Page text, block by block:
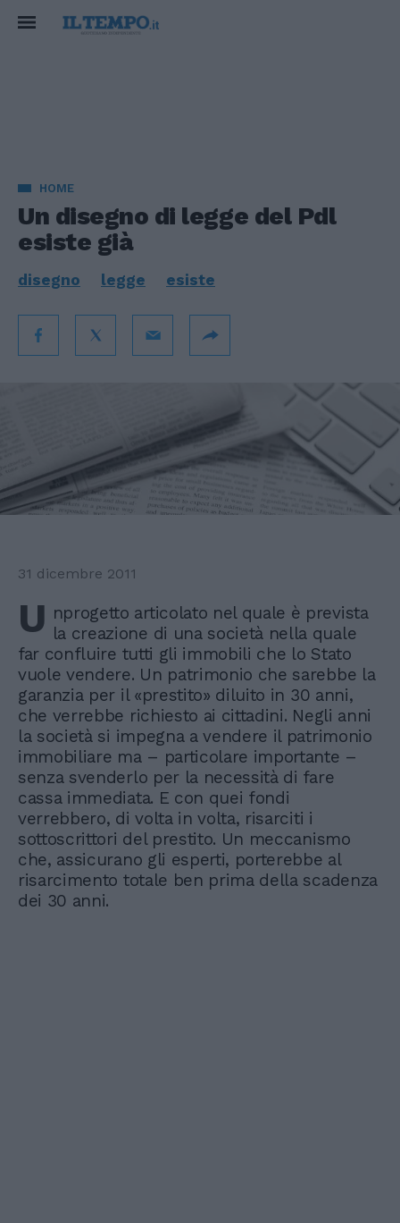
HOME
Un disegno di legge del Pdl
esiste già
disegno legge esiste
31 dicembre 2011
U nprogetto articolato nel quale è prevista
la creazione di una società nella quale
far confluire tutti gli immobili che lo Stato
vuole vendere. Un patrimonio che sarebbe la
garanzia per il «prestito» diluito in 30 anni,
che verrebbe richiesto ai cittadini. Negli anni
la società si impegna a vendere il patrimonio
immobiliare ma – particolare importante –
senza svenderlo per la necessità di fare
cassa immediata. E con quei fondi
verrebbero, di volta in volta, risarciti i
sottoscrittori del prestito. Un meccanismo
che, assicurano gli esperti, porterebbe al
risarcimento totale ben prima della scadenza
dei 30 anni.